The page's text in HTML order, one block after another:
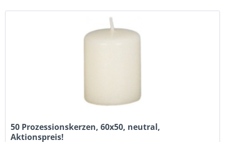
50 Prozessionskerzen, 60x50, neutral,
Aktionspreis!